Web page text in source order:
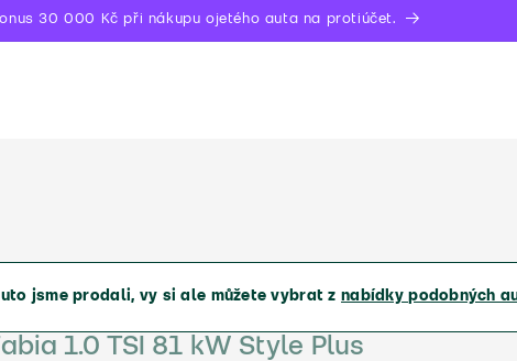
30 000 Kč při nákupu ojetého auta na protiúčet.
jsme prodali, vy si ale můžete vybrat z nabídky podobných
1.0 TSI 81 kW Style Plus